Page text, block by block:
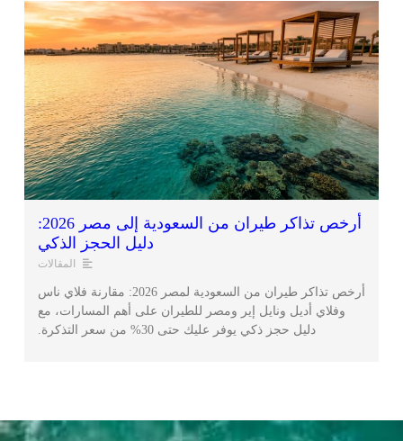
أرخص تذاكر طيران من السعودية إلى مصر 2026:
دليل الحجز الذكي
المقالات
أرخص تذاكر طيران من السعودية لمصر 2026: مقارنة فلاي ناس
وفلاي أديل ونايل إير ومصر للطيران على أهم المسارات، مع
دليل حجز ذكي يوفر عليك حتى 30% من سعر التذكرة.